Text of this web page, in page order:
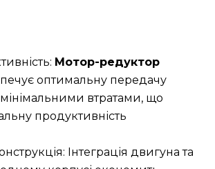
Мотор-редуктор
оптимальну передачу
мінімальними втратами, що
продуктивність
Інтеграція двигуна та